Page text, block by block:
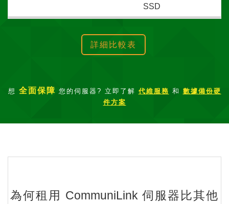
SSD
詳細比較表
想 全面保障 您的伺服器? 立即了解 代維服務 和 數據備份硬
件方案
為何租用 CommuniLink 伺服器比其他